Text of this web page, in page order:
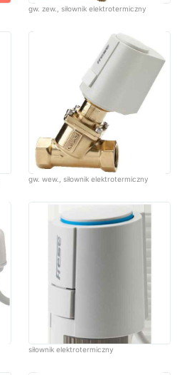
gw. zew., siłownik elektrotermiczny
gw. wew., siłownik elektrotermiczny
siłownik elektrotermiczny